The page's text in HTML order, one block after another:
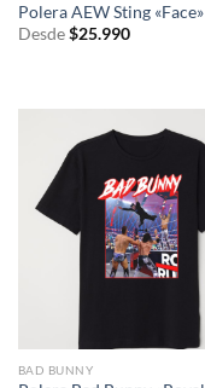
Polera AEW Sting «Face»
Desde $25.990
BAD BUNNY